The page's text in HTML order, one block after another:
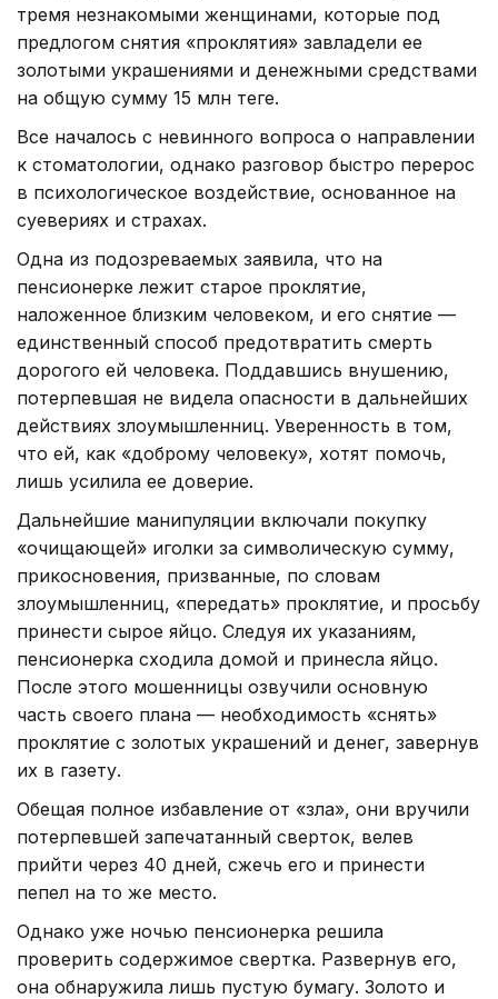
тремя незнакомыми женщинами, которые под
предлогом снятия «проклятия» завладели ее
золотыми украшениями и денежными средствами
на общую сумму 15 млн теңге.
Все началось с невинного вопроса о направлении
к стоматологии, однако разговор быстро перерос
в психологическое воздействие, основанное на
суевериях и страхах.
Одна из подозреваемых заявила, что на
пенсионерке лежит старое проклятие,
наложенное близким человеком, и его снятие —
единственный способ предотвратить смерть
дорогого ей человека. Поддавшись внушению,
потерпевшая не видела опасности в дальнейших
действиях злоумышленниц. Уверенность в том,
что ей, как «доброму человеку», хотят помочь,
лишь усилила ее доверие.
Дальнейшие манипуляции включали покупку
«очищающей» иголки за символическую сумму,
прикосновения, призванные, по словам
злоумышленниц, «передать» проклятие, и просьбу
принести сырое яйцо. Следуя их указаниям,
пенсионерка сходила домой и принесла яйцо.
После этого мошенницы озвучили основную
часть своего плана — необходимость «снять»
проклятие с золотых украшений и денег, завернув
их в газету.
Обещая полное избавление от «зла», они вручили
потерпевшей запечатанный сверток, велев
прийти через 40 дней, сжечь его и принести
пепел на то же место.
Однако уже ночью пенсионерка решила
проверить содержимое свертка. Развернув его,
она обнаружила лишь пустую бумагу. Золото и